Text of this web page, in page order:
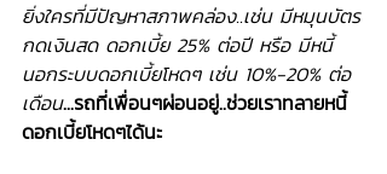
ยิ่งใครที่มีปัญหาสภาพคล่อง..เช่น มีหมุนบัตร
กดเงินสด ดอกเบี้ย 25% ต่อปี หรือ มีหนี้
นอกระบบดอกเบี้ยโหดๆ เช่น 10%-20% ต่อ
เดือน...รถที่เพื่อนๆผ่อนอยู่..ช่วยเราทลายหนี้
ดอกเบี้ยโหดๆได้นะ